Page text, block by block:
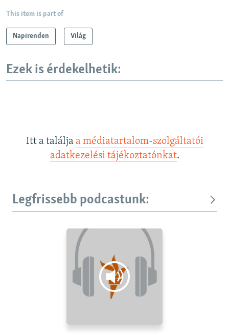
This item is part of
Napirenden Világ
Ezek is érdekelhetik:
Itt a találja a médiatartalom-szolgáltatói
adatkezelési tájékoztatónkat.
Legfrissebb podcastunk: